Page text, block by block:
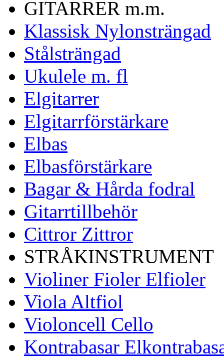
GITARRER m.m.
Klassisk Nylonsträngad
Stålsträngad
Ukulele m. fl
Elgitarrer
Elgitarrförstärkare
Elbas
Elbasförstärkare
Bagar & Hårda fodral
Gitarrtillbehör
Cittror Zittror
STRÅKINSTRUMENT
Violiner Fioler Elfioler
Viola Altfiol
Violoncell Cello
Kontrabasar